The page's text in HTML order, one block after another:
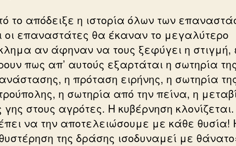
το απόδειξε η ιστορία όλων των
οι επαναστάτες θα έκαναν το μεγαλύτερο
αν άφηναν να τους ξεφύγει η στιγμή,
πως απ’ αυτούς εξαρτάται η σωτηρία της
η πρόταση ειρήνης, η σωτηρία
η σωτηρία από την πείνα, η
γης στους αγρότες. Η κυβέρνηση κλονίζεται.
να την αποτελειώσουμε με κάθε θυσία!
της δράσης ισοδυναμεί με